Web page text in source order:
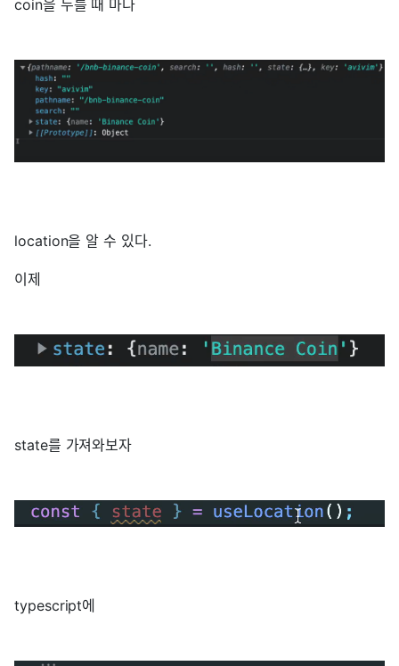
coin을 누를 때 마다
location을 알 수 있다.
이제
state를 가져와보자
typescript에